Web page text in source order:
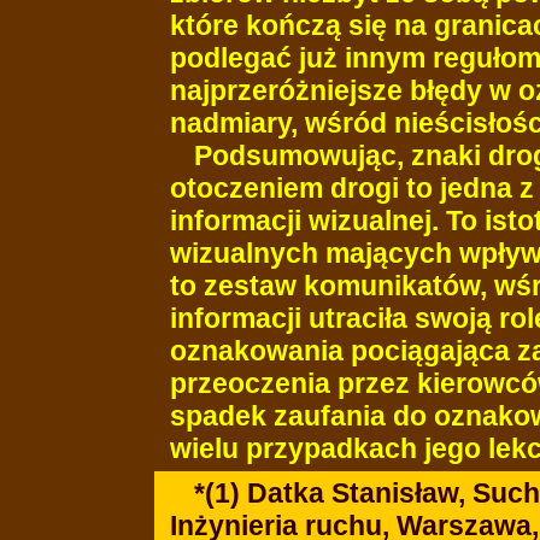
które kończą się na
podlegać już innym
najprzeróżniejsze błędy w
nadmiary, wśród
Podsumowując, znaki
otoczeniem drogi to jedna
informacji wizualnej. To
wizualnych mających
to zestaw komunikatów,
informacji utraciła swoją
oznakowania pociągająca
przeoczenia przez
spadek zaufania do
wielu przypadkach jego
*(1) Datka Stanisław,
Inżynieria ruchu,